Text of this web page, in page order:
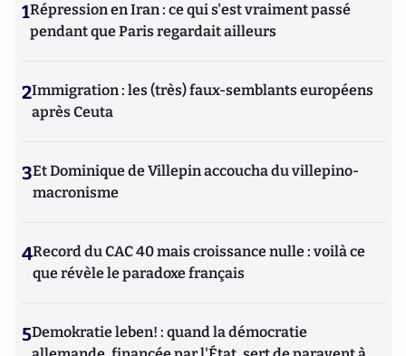
1Répression en Iran : ce qui s'est vraiment passé
pendant que Paris regardait ailleurs
2Immigration : les (très) faux-semblants européens
après Ceuta
3Et Dominique de Villepin accoucha du villepino-
macronisme
4Record du CAC 40 mais croissance nulle : voilà ce
que révèle le paradoxe français
5Demokratie leben! : quand la démocratie